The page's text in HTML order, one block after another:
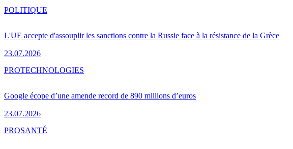
L'UE accepte d'assouplir les sanctions contre la Russie face à la résistance de la Grèce
23.07.2026
POLITIQUE
Google écope d’une amende record de 890 millions d’euros
23.07.2026
PROTECHNOLOGIES
PROSANTÉ